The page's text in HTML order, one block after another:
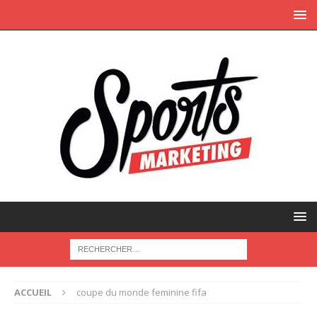
ACCUEIL coupe du monde feminine fifa